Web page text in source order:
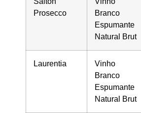
Prosecco
Branco
Espumante
Natural Brut
Laurentia
Vinho
Branco
Espumante
Natural Brut